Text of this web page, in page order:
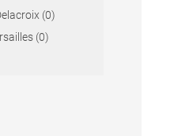
(0)
(0)